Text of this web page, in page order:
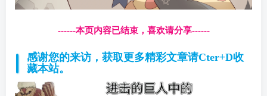
------本页内容已结束，喜欢请分享------
感谢您的来访，获取更多精彩文章请Cter+D收
藏本站。